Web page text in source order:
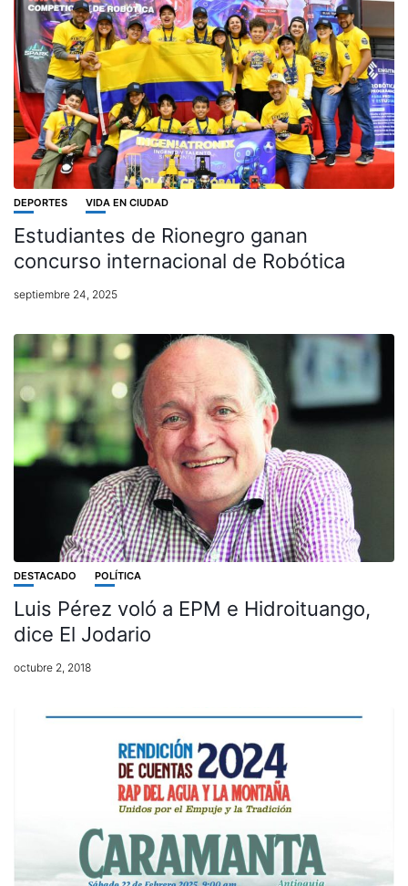
DEPORTES VIDA EN CIUDAD
Estudiantes de Rionegro ganan
concurso internacional de Robótica
septiembre 24, 2025
DESTACADO POLÍTICA
Luis Pérez voló a EPM e Hidroituango,
dice El Jodario
octubre 2, 2018